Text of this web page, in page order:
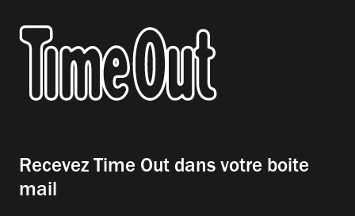
Recevez Time Out dans votre boite
mail